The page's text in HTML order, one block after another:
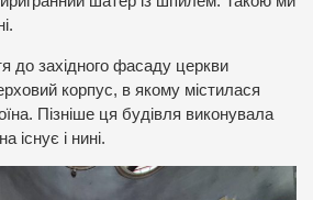
до західного фасаду церкви
корпус, в якому містилася
Пізніше ця будівля виконувала
існує і нині.